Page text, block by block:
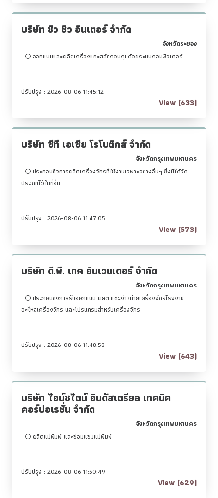
บริษัท ชิว ชิว อินเตอร์ จำกัด
จังหวัดระยอง
ออกแบบและผลิตเครื่องแกะสลักควบคุมด้วยระบบคอมพิวเตอร์
ปรับปรุง : 2026-08-06 11:45:12
View (633)
บริษัท ซีที เอเซีย โรโบติกส์ จำกัด
จังหวัดกรุงเทพมหานคร
ประกอบกิจการผลิตเครื่องจักรที่ใช้งานเฉพาะอย่างอื่นๆ ซี่งมิได้จัด
ประภทไว้ในที่อื่น
ปรับปรุง : 2026-08-06 11:47:05
View (573)
บริษัท ดี.พี. เทค อินเวนเตอร์ จำกัด
จังหวัดกรุงเทพมหานคร
ประกอบกิจการรับออกแบบ ผลิต แชะจำหน่ายเครื่องจักรโรงงาน
อะไหล่เครื่องจักร และโปรแกรมสำหรับเครื่องจักร
ปรับปรุง : 2026-08-06 11:48:58
View (643)
บริษัท ไอน์ชไตน์ อินดัสเตรียล เทคนิค
คอร์ปอเรชั่น จำกัด
จังหวัดกรุงเทพมหานคร
ผลิตแม่พิมพ์ และซ่อมแซมแม่พิมพ์
ปรับปรุง : 2026-08-06 11:50:49
View (629)